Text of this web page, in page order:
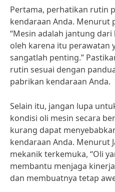
Pertama, perhatikan rutin
kendaraan Anda. Menurut
“Mesin adalah jantung
oleh karena itu perawatan
sangatlah penting.”
rutin sesuai dengan
pabrikan kendaraan Anda.
Selain itu, jangan lupa
kondisi oli mesin secara
kurang dapat
kendaraan Anda. Menurut
mekanik terkemuka, “Oli
membantu menjaga
dan membuatnya tetap